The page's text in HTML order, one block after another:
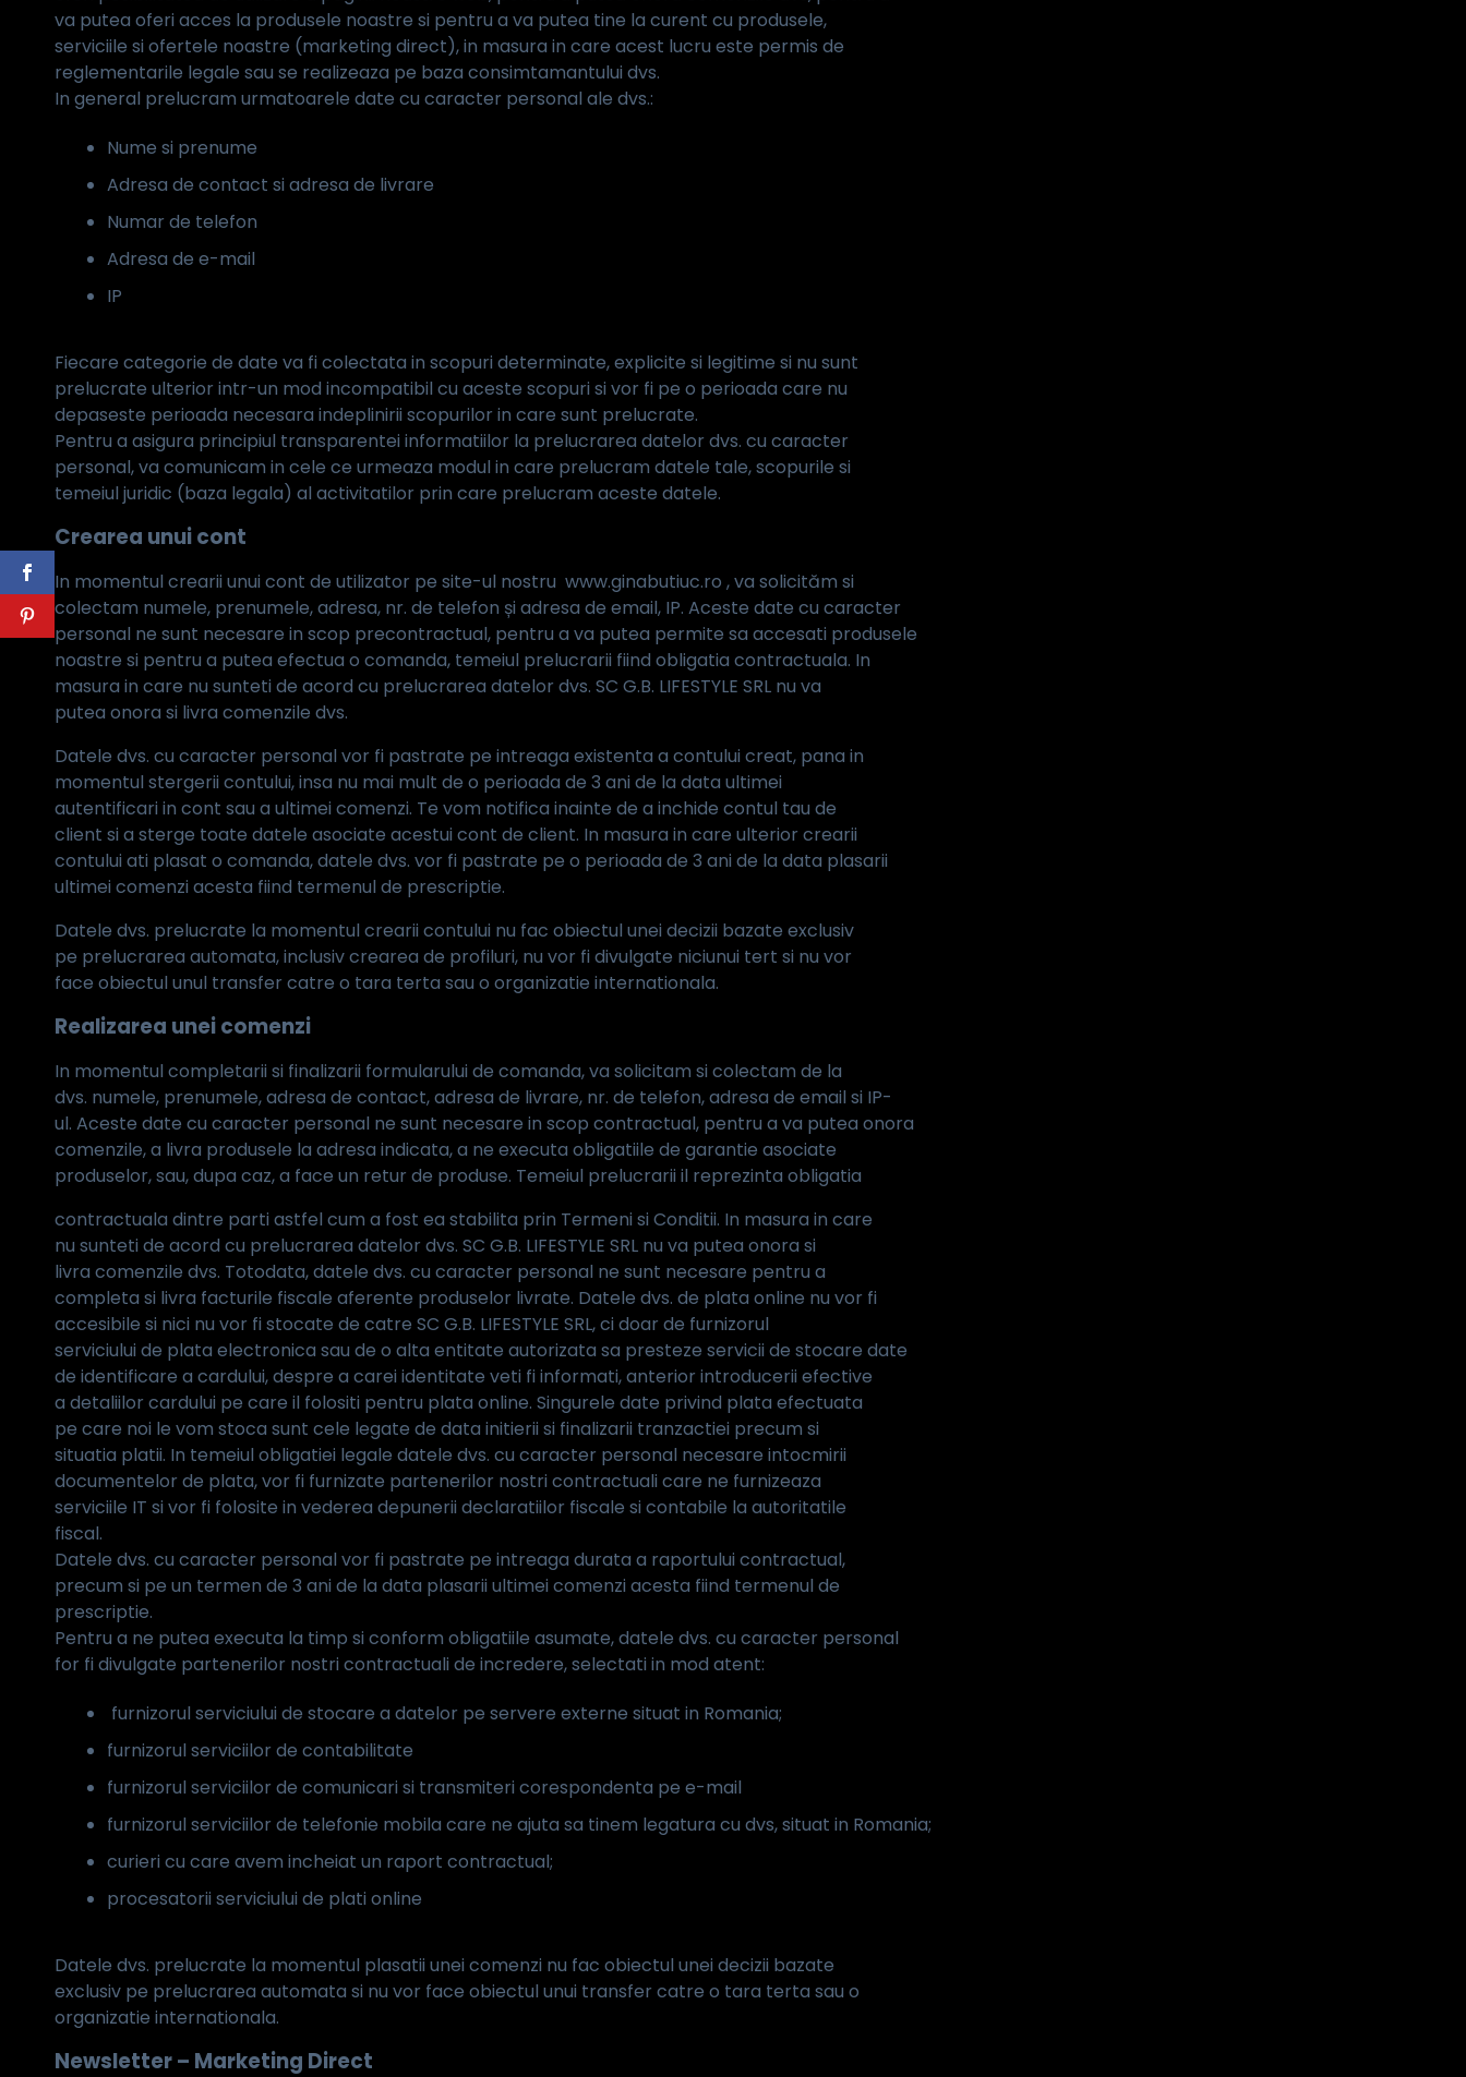
va putea oferi acces la produsele noastre si pentru a va putea tine la curent cu produsele,
serviciile si ofertele noastre (marketing direct), in masura in care acest lucru este permis de
reglementarile legale sau se realizeaza pe baza consimtamantului dvs.
In general prelucram urmatoarele date cu caracter personal ale dvs.:
Nume si prenume
Adresa de contact si adresa de livrare
Numar de telefon
Adresa de e-mail
IP
Fiecare categorie de date va fi colectata in scopuri determinate, explicite si legitime si nu sunt
prelucrate ulterior intr-un mod incompatibil cu aceste scopuri si vor fi pe o perioada care nu
depaseste perioada necesara indeplinirii scopurilor in care sunt prelucrate.
Pentru a asigura principiul transparentei informatiilor la prelucrarea datelor dvs. cu caracter
personal, va comunicam in cele ce urmeaza modul in care prelucram datele tale, scopurile si
temeiul juridic (baza legala) al activitatilor prin care prelucram aceste datele.
Crearea unui cont
In momentul crearii unui cont de utilizator pe site-ul nostru www.ginabutiuc.ro , va solicităm si
colectam numele, prenumele, adresa, nr. de telefon și adresa de email, IP. Aceste date cu caracter
personal ne sunt necesare in scop precontractual, pentru a va putea permite sa accesati produsele
noastre si pentru a putea efectua o comanda, temeiul prelucrarii fiind obligatia contractuala. In
masura in care nu sunteti de acord cu prelucrarea datelor dvs. SC G.B. LIFESTYLE SRL nu va
putea onora si livra comenzile dvs.
Datele dvs. cu caracter personal vor fi pastrate pe intreaga existenta a contului creat, pana in
momentul stergerii contului, insa nu mai mult de o perioada de 3 ani de la data ultimei
autentificari in cont sau a ultimei comenzi. Te vom notifica inainte de a inchide contul tau de
client si a sterge toate datele asociate acestui cont de client. In masura in care ulterior crearii
contului ati plasat o comanda, datele dvs. vor fi pastrate pe o perioada de 3 ani de la data plasarii
ultimei comenzi acesta fiind termenul de prescriptie.
Datele dvs. prelucrate la momentul crearii contului nu fac obiectul unei decizii bazate exclusiv
pe prelucrarea automata, inclusiv crearea de profiluri, nu vor fi divulgate niciunui tert si nu vor
face obiectul unul transfer catre o tara terta sau o organizatie internationala.
Realizarea unei comenzi
In momentul completarii si finalizarii formularului de comanda, va solicitam si colectam de la
dvs. numele, prenumele, adresa de contact, adresa de livrare, nr. de telefon, adresa de email si IP-
ul. Aceste date cu caracter personal ne sunt necesare in scop contractual, pentru a va putea onora
comenzile, a livra produsele la adresa indicata, a ne executa obligatiile de garantie asociate
produselor, sau, dupa caz, a face un retur de produse. Temeiul prelucrarii il reprezinta obligatia
contractuala dintre parti astfel cum a fost ea stabilita prin Termeni si Conditii. In masura in care
nu sunteti de acord cu prelucrarea datelor dvs. SC G.B. LIFESTYLE SRL nu va putea onora si
livra comenzile dvs. Totodata, datele dvs. cu caracter personal ne sunt necesare pentru a
completa si livra facturile fiscale aferente produselor livrate. Datele dvs. de plata online nu vor fi
accesibile si nici nu vor fi stocate de catre SC G.B. LIFESTYLE SRL, ci doar de furnizorul
serviciului de plata electronica sau de o alta entitate autorizata sa presteze servicii de stocare date
de identificare a cardului, despre a carei identitate veti fi informati, anterior introducerii efective
a detaliilor cardului pe care il folositi pentru plata online. Singurele date privind plata efectuata
pe care noi le vom stoca sunt cele legate de data initierii si finalizarii tranzactiei precum si
situatia platii. In temeiul obligatiei legale datele dvs. cu caracter personal necesare intocmirii
documentelor de plata, vor fi furnizate partenerilor nostri contractuali care ne furnizeaza
serviciile IT si vor fi folosite in vederea depunerii declaratiilor fiscale si contabile la autoritatile
fiscal.
Datele dvs. cu caracter personal vor fi pastrate pe intreaga durata a raportului contractual,
precum si pe un termen de 3 ani de la data plasarii ultimei comenzi acesta fiind termenul de
prescriptie.
Pentru a ne putea executa la timp si conform obligatiile asumate, datele dvs. cu caracter personal
for fi divulgate partenerilor nostri contractuali de incredere, selectati in mod atent:
furnizorul serviciului de stocare a datelor pe servere externe situat in Romania;
furnizorul serviciilor de contabilitate
furnizorul serviciilor de comunicari si transmiteri corespondenta pe e-mail
furnizorul serviciilor de telefonie mobila care ne ajuta sa tinem legatura cu dvs, situat in Romania;
curieri cu care avem incheiat un raport contractual;
procesatorii serviciului de plati online
Datele dvs. prelucrate la momentul plasatii unei comenzi nu fac obiectul unei decizii bazate
exclusiv pe prelucrarea automata si nu vor face obiectul unui transfer catre o tara terta sau o
organizatie internationala.
Newsletter – Marketing Direct